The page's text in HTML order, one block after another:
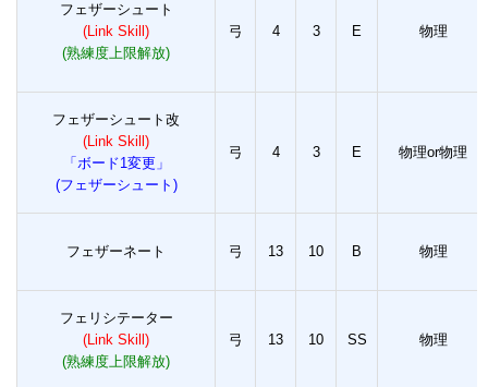
フェザーシュート
(Link Skill)
(熟練度上限解放)
弓 4 3 E 物理
フェザーシュート改
(Link Skill)
「ボード1変更」
(フェザーシュート)
弓 4 3 E 物理or物理
フェザーネート 弓 13 10 B 物理
フェリシテーター
(Link Skill)
(熟練度上限解放)
弓 13 10 SS 物理